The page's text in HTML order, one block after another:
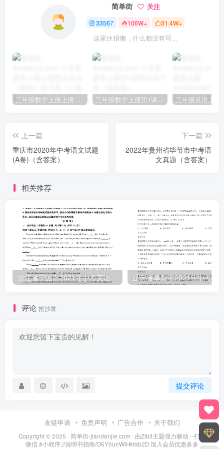
简单街 关注
33567 106W+ 31.4W+
这家伙很懒，什么都没有写...
三年级数学上册上册第三单元《测量》练习题（人教版） 三年级数学上册第1课时认识千克（苏教版）
上一篇
重庆市2020年中考语文试题
(A卷)（含答案）
下一篇
2022年贵州省毕节市中考语
文真题（含答案）
相关推荐
浙江省宁波市2021年中考英语试题（含答案）
评论 抢沙发
提交评论
友链申请 免责声明 广告合作 关于我们
Copyright © 2025 · 简单街-jiandanjie.com · 由Zibll主题强力驱动.--打开
微信 #小程序://说明书指南/O5Y0unWlHkfab2D 加入会员优惠多多